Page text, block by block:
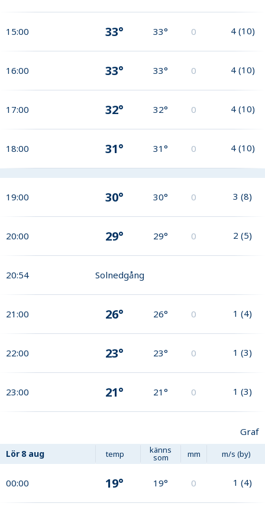
15:00 33° 33° 0 4 (10)
16:00 33° 33° 0 4 (10)
17:00 32° 32° 0 4 (10)
18:00 31° 31° 0 4 (10)
19:00 30° 30° 0 3 (8)
20:00 29° 29° 0 2 (5)
20:54 Solnedgång
21:00 26° 26° 0 1 (4)
22:00 23° 23° 0 1 (3)
23:00 21° 21° 0 1 (3)
Graf
Lör 8 aug temp känns
som mm m/s (by)
00:00 19° 19° 0 1 (4)